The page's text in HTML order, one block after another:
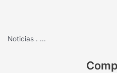
Noticias . ...